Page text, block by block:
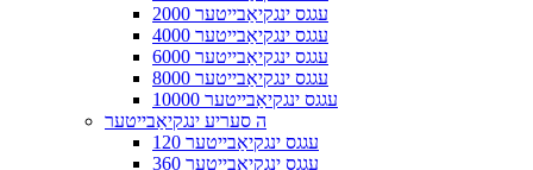
2000 עגגס ינגקיאַבייטער
4000 עגגס ינגקיאַבייטער
6000 עגגס ינגקיאַבייטער
8000 עגגס ינגקיאַבייטער
10000 עגגס ינגקיאַבייטער
ה סעריע ינגקיאַבייטער
120 עגגס ינגקיאַבייטער
360 עגגס ינגקיאַבייטער